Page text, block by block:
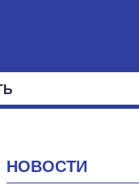
НОВОСТИ